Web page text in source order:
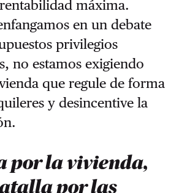
máxima.
en un debate
privilegios
no estamos exigiendo
que regule de forma
y desincentive la
por la vivienda,
por las